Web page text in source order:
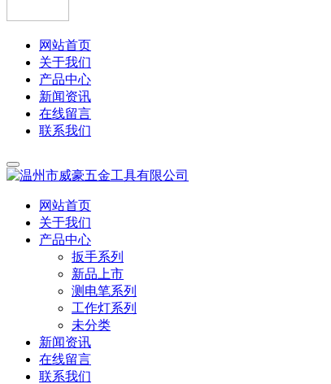
网站首页
关于我们
产品中心
新闻资讯
在线留言
联系我们
网站首页
关于我们
产品中心
扳手系列
新品上市
测电笔系列
工作灯系列
未分类
新闻资讯
在线留言
联系我们